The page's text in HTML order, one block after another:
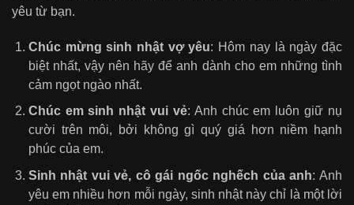
yêu từ bạn.
Chúc mừng sinh nhật vợ yêu: Hôm nay là ngày đặc
biệt nhất, vậy nên hãy để anh dành cho em những tình
cảm ngọt ngào nhất.
Chúc em sinh nhật vui vẻ: Anh chúc em luôn giữ nụ
cười trên môi, bởi không gì quý giá hơn niềm hạnh
phúc của em.
Sinh nhật vui vẻ, cô gái ngốc nghếch của anh: Anh
yêu em nhiều hơn mỗi ngày, sinh nhật này chỉ là một lời